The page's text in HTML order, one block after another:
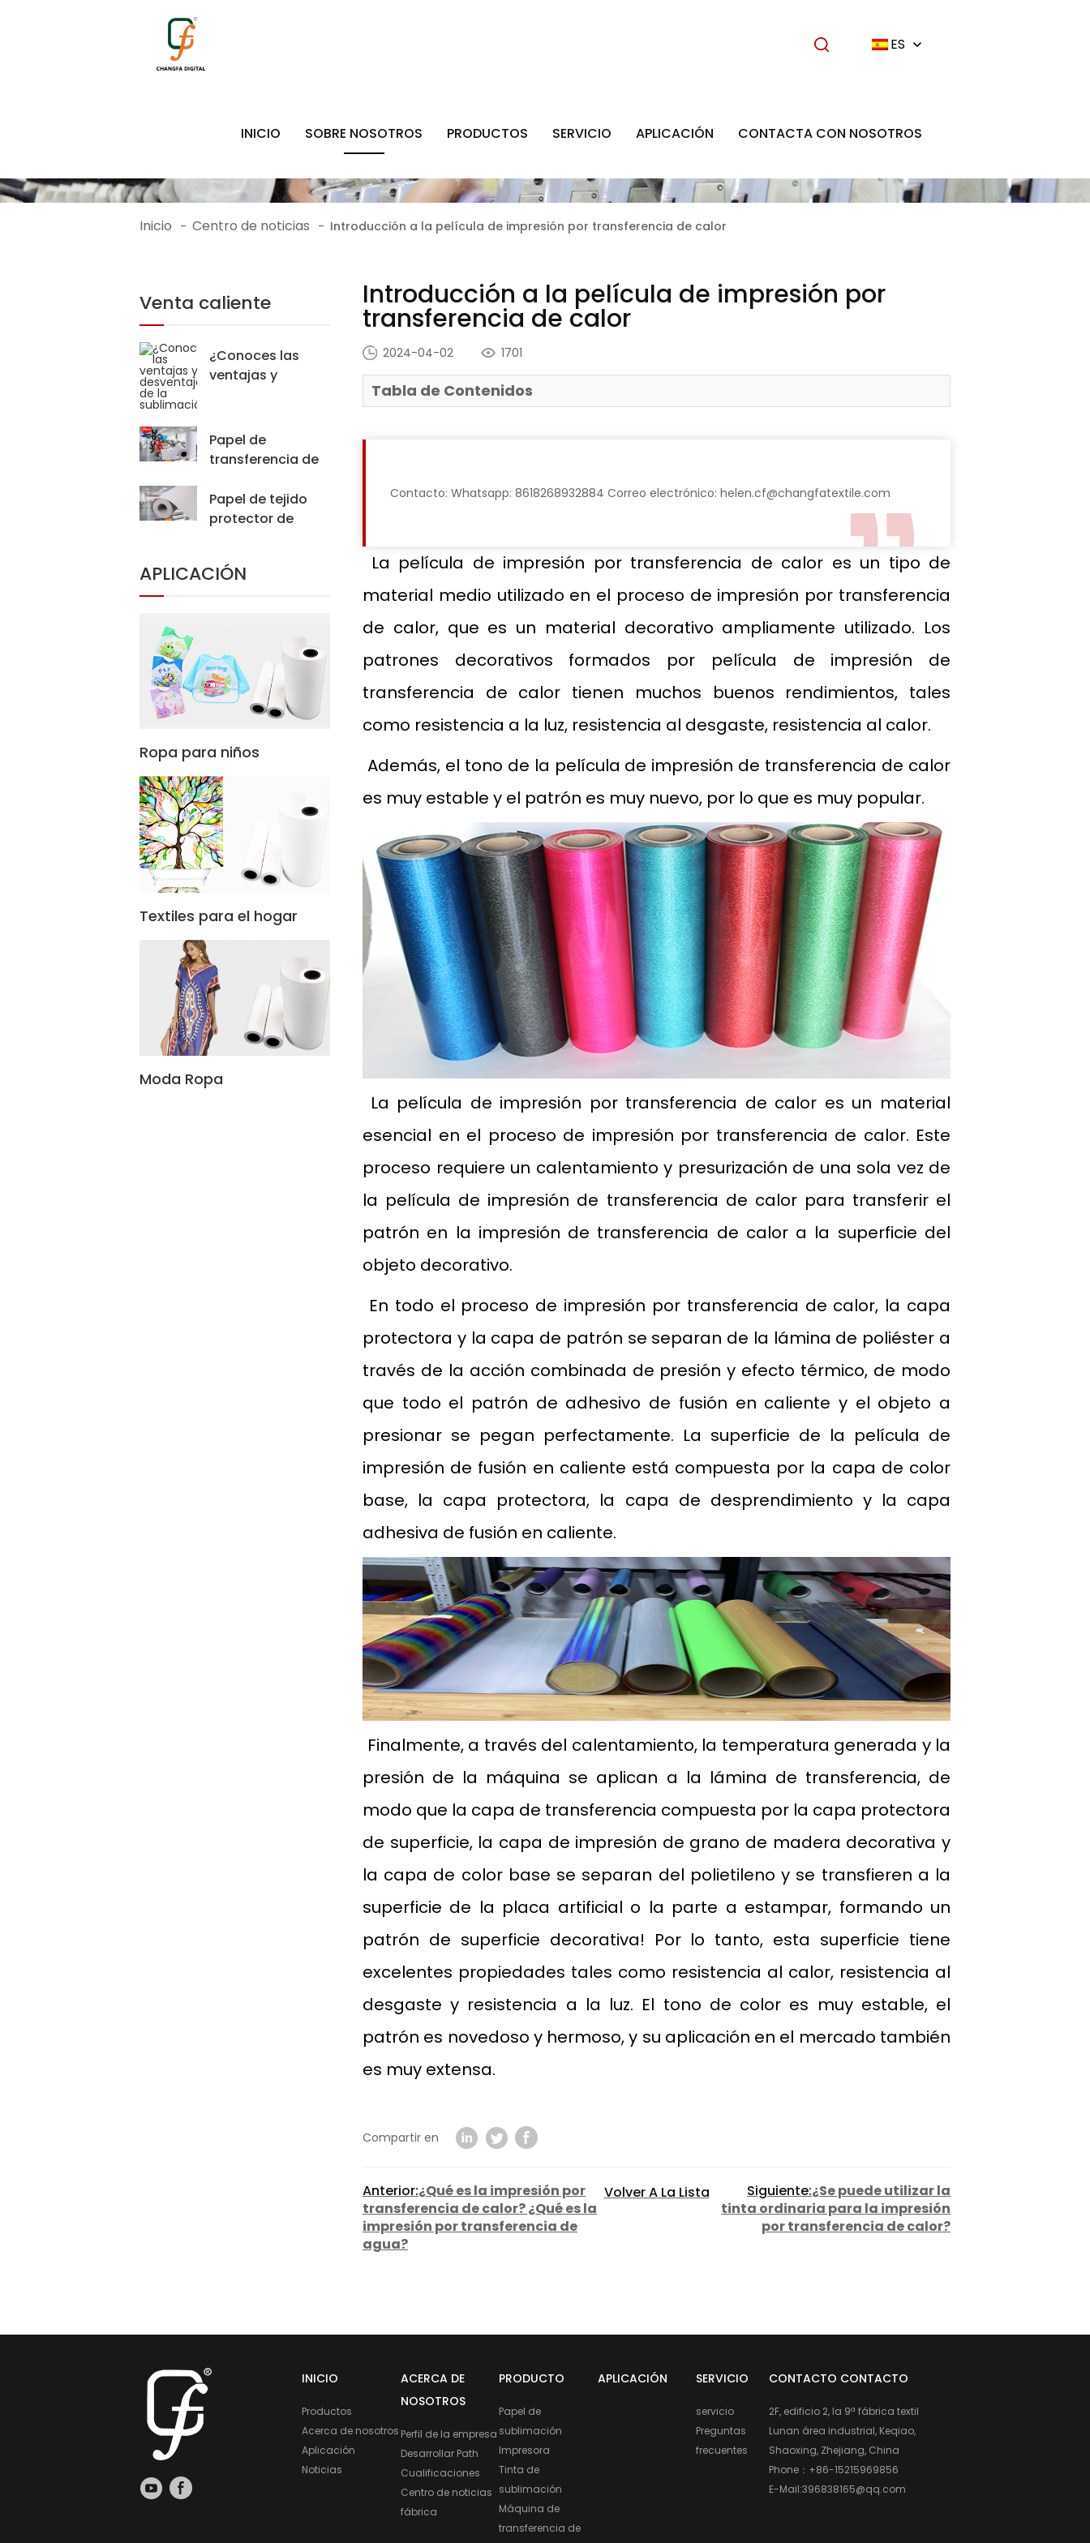
ES
INICIO SOBRE NOSOTROS PRODUCTOS SERVICIO APLICACIÓN CONTACTA CON NOSOTROS
Inicio - Centro de noticias - Introducción a la película de impresión por transferencia de calor
Venta caliente
¿Conoces las
ventajas y
Papel de
transferencia de
35gsm para
bufanda de Hijab
Papel de tejido
protector de
competitivo para
APLICACIÓN
Ropa para niños
Textiles para el hogar
Moda Ropa
Introducción a la película de impresión por
transferencia de calor
2024-04-02 1701
Tabla de Contenidos
Contacto: Whatsapp: 8618268932884 Correo electrónico: helen.cf@changfatextile.com
La película de impresión por transferencia de calor es un tipo de
material medio utilizado en el proceso de impresión por transferencia
de calor, que es un material decorativo ampliamente utilizado. Los
patrones decorativos formados por película de impresión de
transferencia de calor tienen muchos buenos rendimientos, tales
como resistencia a la luz, resistencia al desgaste, resistencia al calor.
Además, el tono de la película de impresión de transferencia de calor
es muy estable y el patrón es muy nuevo, por lo que es muy popular.
La película de impresión por transferencia de calor es un material
esencial en el proceso de impresión por transferencia de calor. Este
proceso requiere un calentamiento y presurización de una sola vez de
la película de impresión de transferencia de calor para transferir el
patrón en la impresión de transferencia de calor a la superficie del
objeto decorativo.
En todo el proceso de impresión por transferencia de calor, la capa
protectora y la capa de patrón se separan de la lámina de poliéster a
través de la acción combinada de presión y efecto térmico, de modo
que todo el patrón de adhesivo de fusión en caliente y el objeto a
presionar se pegan perfectamente. La superficie de la película de
impresión de fusión en caliente está compuesta por la capa de color
base, la capa protectora, la capa de desprendimiento y la capa
adhesiva de fusión en caliente.
Finalmente, a través del calentamiento, la temperatura generada y la
presión de la máquina se aplican a la lámina de transferencia, de
modo que la capa de transferencia compuesta por la capa protectora
de superficie, la capa de impresión de grano de madera decorativa y
la capa de color base se separan del polietileno y se transfieren a la
superficie de la placa artificial o la parte a estampar, formando un
patrón de superficie decorativa! Por lo tanto, esta superficie tiene
excelentes propiedades tales como resistencia al calor, resistencia al
desgaste y resistencia a la luz. El tono de color es muy estable, el
patrón es novedoso y hermoso, y su aplicación en el mercado también
es muy extensa.
Compartir en
Anterior:¿Qué es la impresión por
transferencia de calor? ¿Qué es la
impresión por transferencia de
agua?
Siguiente:¿Se puede utilizar la
tinta ordinaria para la impresión
por transferencia de calor?
Volver A La Lista
INICIO
Productos
Acerca de nosotros
Aplicación
Noticias
ACERCA DE
NOSOTROS
Perfil de la empresa
Desarrollar Path
Cualificaciones
Centro de noticias
fábrica
PRODUCTO
Papel de
sublimación
Impresora
Tinta de
sublimación
Máquina de
transferencia de
APLICACIÓN SERVICIO
servicio
Preguntas
frecuentes
CONTACTO CONTACTO
2F, edificio 2, la 9ª fábrica textil
Lunan área industrial, Keqiao,
Shaoxing, Zhejiang, China
Phone： +86-15215969856
E-Mail:396838165@qq.com